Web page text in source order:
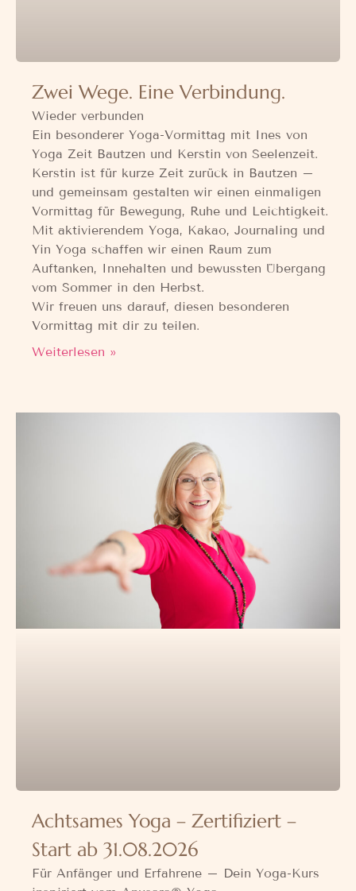
Zwei Wege. Eine Verbindung.
Wieder verbunden
Ein besonderer Yoga-Vormittag mit Ines von
Yoga Zeit Bautzen und Kerstin von Seelenzeit.
Kerstin ist für kurze Zeit zurück in Bautzen –
und gemeinsam gestalten wir einen einmaligen
Vormittag für Bewegung, Ruhe und Leichtigkeit.
Mit aktivierendem Yoga, Kakao, Journaling und
Yin Yoga schaffen wir einen Raum zum
Auftanken, Innehalten und bewussten Übergang
vom Sommer in den Herbst.
Wir freuen uns darauf, diesen besonderen
Vormittag mit dir zu teilen.
Weiterlesen »
Achtsames Yoga – Zertifiziert –
Start ab 31.08.2026
Für Anfänger und Erfahrene – Dein Yoga-Kurs